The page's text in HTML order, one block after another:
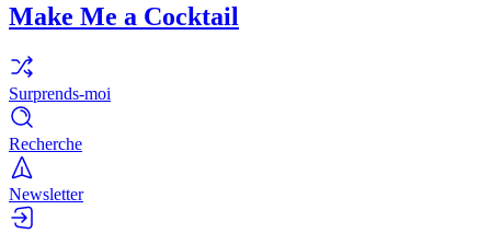
Make Me a Cocktail
Surprends-moi
Recherche
Newsletter